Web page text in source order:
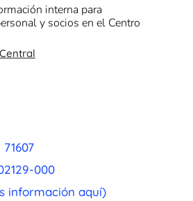
interna para
y socios en el Centro
71607
000
información aquí)